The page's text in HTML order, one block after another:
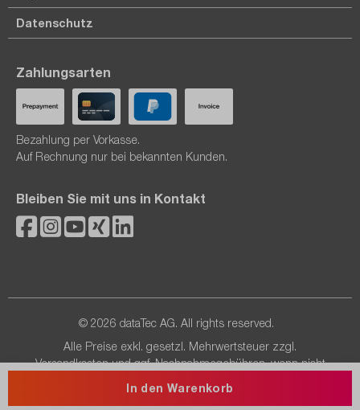
In den Warenkorb
Datenschutz
Zahlungsarten
Bezahlung per Vorkasse.
Auf Rechnung nur bei bekannten Kunden.
Bleiben Sie mit uns in Kontakt
© 2026 dataTec AG. All rights reserved.
Alle Preise exkl. gesetzl. Mehrwertsteuer zzgl.
Versandkostenund ggf. Nachnahmegebühren, wenn nicht